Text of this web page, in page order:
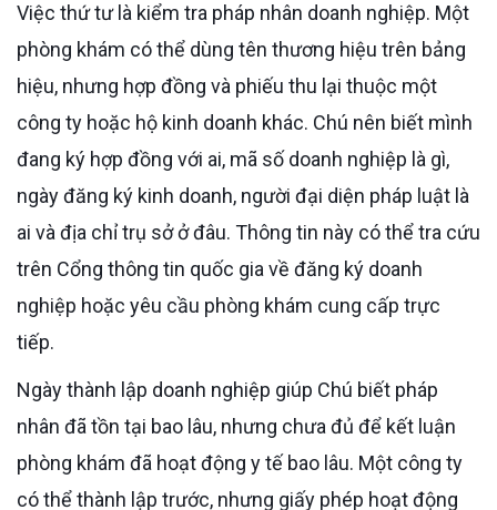
Việc thứ tư là kiểm tra pháp nhân doanh nghiệp. Một
phòng khám có thể dùng tên thương hiệu trên bảng
hiệu, nhưng hợp đồng và phiếu thu lại thuộc một
công ty hoặc hộ kinh doanh khác. Chú nên biết mình
đang ký hợp đồng với ai, mã số doanh nghiệp là gì,
ngày đăng ký kinh doanh, người đại diện pháp luật là
ai và địa chỉ trụ sở ở đâu. Thông tin này có thể tra cứu
trên Cổng thông tin quốc gia về đăng ký doanh
nghiệp hoặc yêu cầu phòng khám cung cấp trực
tiếp.
Ngày thành lập doanh nghiệp giúp Chú biết pháp
nhân đã tồn tại bao lâu, nhưng chưa đủ để kết luận
phòng khám đã hoạt động y tế bao lâu. Một công ty
có thể thành lập trước, nhưng giấy phép hoạt động